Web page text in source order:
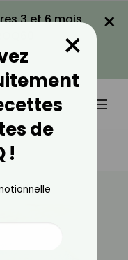
3 et 6 mois
×
de
!
×